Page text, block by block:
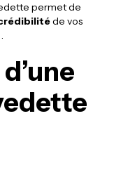
permet de
de vos
.